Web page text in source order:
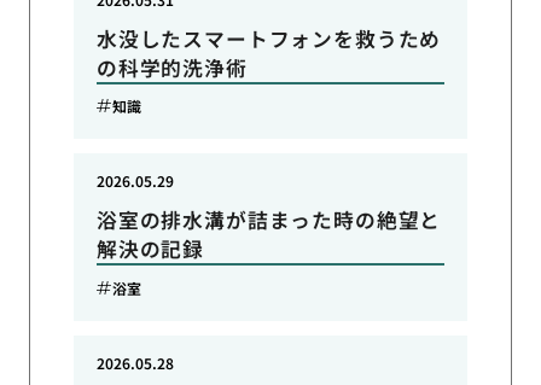
水没したスマートフォンを救うため
の科学的洗浄術
知識
浴室の排水溝が詰まった時の絶望と
解決の記録
2026.05.29
浴室
2026.05.28